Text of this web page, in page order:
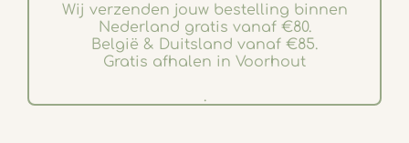
Wij verzenden jouw bestelling binnen
Nederland gratis vanaf €80.
België & Duitsland vanaf €85.
Gratis afhalen in Voorhout
.